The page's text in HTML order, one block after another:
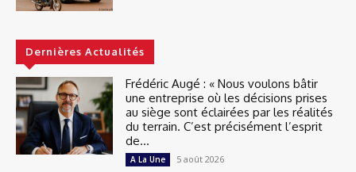
Dernières Actualités
Frédéric Augé : « Nous voulons bâtir
une entreprise où les décisions prises
au siège sont éclairées par les réalités
du terrain. C’est précisément l’esprit
de...
A La Une 5 août 2026